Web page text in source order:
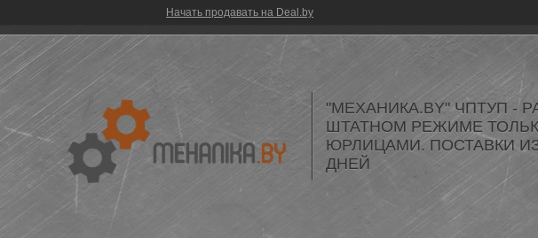
Начать продавать на Deal.by
"МЕХАНИКА.BY" ЧПТУП -
ШТАТНОМ РЕЖИМЕ
ЮРЛИЦАМИ. ПОСТАВКИ
ДНЕЙ